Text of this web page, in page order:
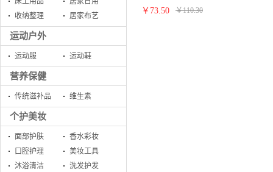
收纳整理
居家布艺
运动户外
运动服 运动鞋
营养保健
传统滋补品 维生素
个护美妆
面部护肤
香水彩妆
口腔护理
美妆工具
沐浴清洁
洗发护发
￥ 73.50 ￥110.30